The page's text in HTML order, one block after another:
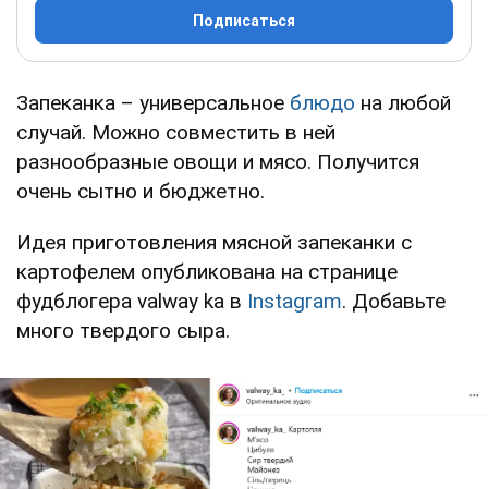
Подписаться
Запеканка – универсальное блюдо на любой
случай. Можно совместить в ней
разнообразные овощи и мясо. Получится
очень сытно и бюджетно.
Идея приготовления мясной запеканки с
картофелем опубликована на странице
фудблогера valway ka в Instagram. Добавьте
много твердого сыра.